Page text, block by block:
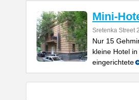
Mini-
Sretenka Street
Nur 15
kleine Hotel
eingerichtete